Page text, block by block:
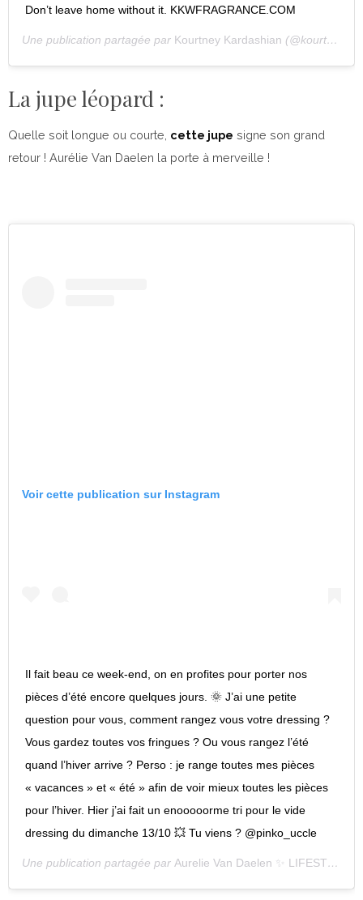
Don’t leave home without it. KKWFRAGRANCE.COM
Une publication partagée par Kourtney Kardashian (@kourtneykardash) le
La jupe léopard :
Quelle soit longue ou courte, cette jupe signe son grand
retour ! Aurélie Van Daelen la porte à merveille !
Voir cette publication sur Instagram
Il fait beau ce week-end, on en profites pour porter nos
pièces d’été encore quelques jours. 🌞 J’ai une petite
question pour vous, comment rangez vous votre dressing ?
Vous gardez toutes vos fringues ? Ou vous rangez l’été
quand l’hiver arrive ? Perso : je range toutes mes pièces
« vacances » et « été » afin de voir mieux toutes les pièces
pour l’hiver. Hier j’ai fait un enooooorme tri pour le vide
dressing du dimanche 13/10 💥 Tu viens ? @pinko_uccle
Une publication partagée par Aurelie Van Daelen ✨ LIFESTYLE